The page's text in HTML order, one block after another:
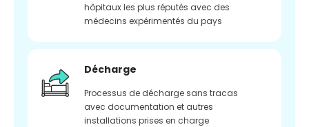
hôpitaux les plus réputés avec des
médecins expérimentés du pays
Décharge
Processus de décharge sans tracas
avec documentation et autres
installations prises en charge